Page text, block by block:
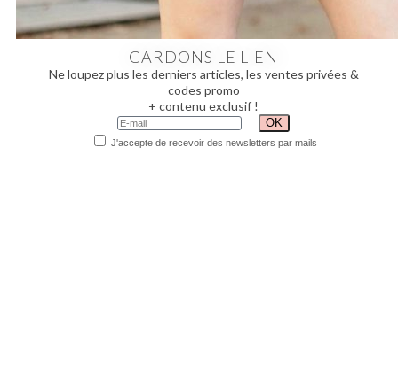
GARDONS LE LIEN
Ne loupez plus les derniers articles, les ventes privées &
codes promo
+ contenu exclusif !
J'accepte de recevoir des newsletters par mails